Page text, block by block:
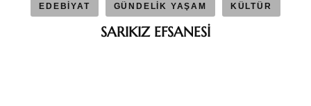
EDEBİYAT GÜNDELİK YAŞAM KÜLTÜR
SARIKIZ EFSANESİ